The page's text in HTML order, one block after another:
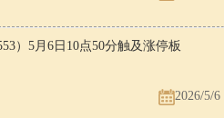
）5月6日10点50分触及涨停板
2026/5/6